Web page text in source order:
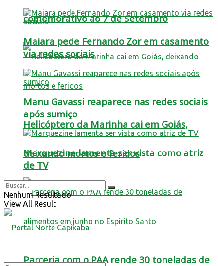
comemorativo ao 7 de Setembro
Helicóptero da Marinha cai em Goiás,
deixando mortos e feridos
Parceria com o PAA rende 30 toneladas de
Maiara pede Fernando Zor em casamento
via redes sociais
Manu Gavassi reaparece nas redes sociais
após sumiço
Marquezine lamenta ser vista como atriz
de TV
Nenhum Resultado
View All Result